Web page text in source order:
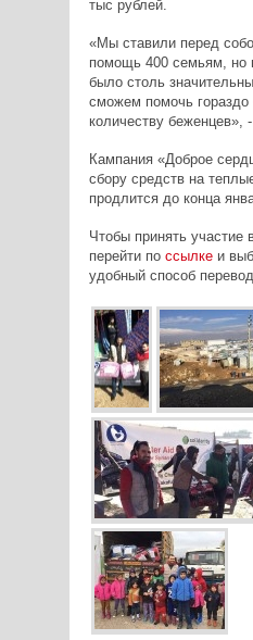
тыс рублей.
«Мы ставили перед
помощь 400 семьям, но
было столь
сможем помочь
количеству
Кампания «Доброе
сбору средств на
продлится до конца
Чтобы принять участие
перейти по ссылкеи
удобный способ